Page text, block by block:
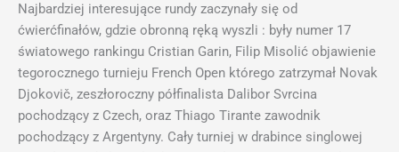
Najbardziej interesujące rundy zaczynały się od
ćwierćfinałów, gdzie obronną ręką wyszli : były numer 17
światowego rankingu Cristian Garin, Filip Misolić objawienie
tegorocznego turnieju French Open którego zatrzymał Novak
Djokovič, zeszłoroczny półfinalista Dalibor Svrcina
pochodzący z Czech, oraz Thiago Tirante zawodnik
pochodzący z Argentyny. Cały turniej w drabince singlowej